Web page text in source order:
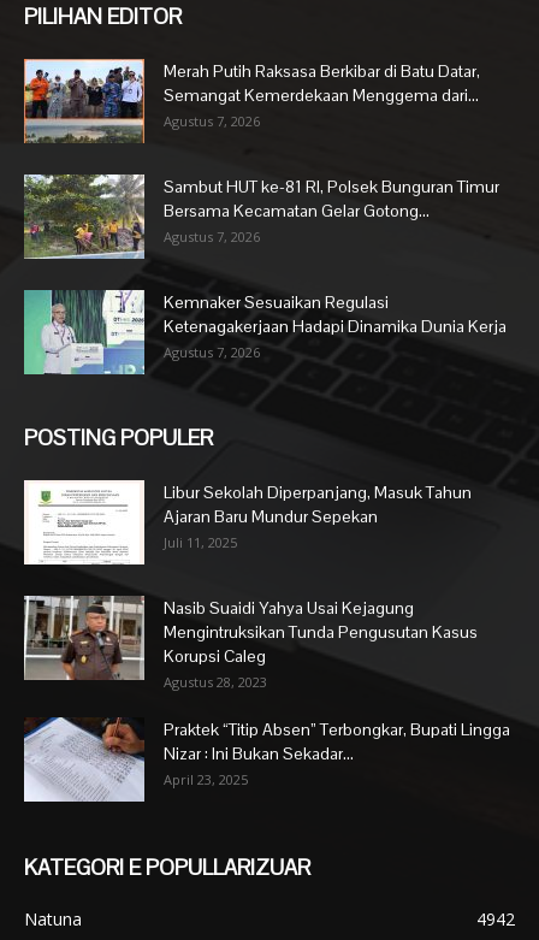
PILIHAN EDITOR
Merah Putih Raksasa Berkibar di Batu Datar,
Semangat Kemerdekaan Menggema dari...
Agustus 7, 2026
Sambut HUT ke-81 RI, Polsek Bunguran Timur
Bersama Kecamatan Gelar Gotong...
Agustus 7, 2026
Kemnaker Sesuaikan Regulasi
Ketenagakerjaan Hadapi Dinamika Dunia Kerja
Agustus 7, 2026
POSTING POPULER
Libur Sekolah Diperpanjang, Masuk Tahun
Ajaran Baru Mundur Sepekan
Juli 11, 2025
Nasib Suaidi Yahya Usai Kejagung
Mengintruksikan Tunda Pengusutan Kasus
Korupsi Caleg
Agustus 28, 2023
Praktek “Titip Absen” Terbongkar, Bupati Lingga
Nizar : Ini Bukan Sekadar...
April 23, 2025
KATEGORI E POPULLARIZUAR
Natuna
4942